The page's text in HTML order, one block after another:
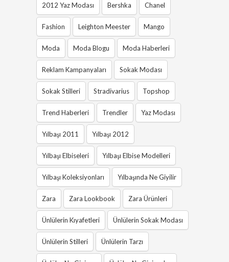
2012 Yaz Modası Bershka Chanel
Fashion Leighton Meester Mango
Moda Moda Blogu Moda Haberleri
Reklam Kampanyaları Sokak Modası
Sokak Stilleri Stradivarius Topshop
Trend Haberleri Trendler Yaz Modası
Yılbaşı 2011 Yılbaşı 2012
Yılbaşı Elbiseleri Yılbaşı Elbise Modelleri
Yılbaşı Koleksiyonları Yılbaşında Ne Giyilir
Zara Zara Lookbook Zara Ürünleri
Ünlülerin Kıyafetleri Ünlülerin Sokak Modası
Ünlülerin Stilleri Ünlülerin Tarzı